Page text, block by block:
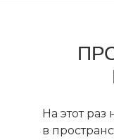
На этот раз
в